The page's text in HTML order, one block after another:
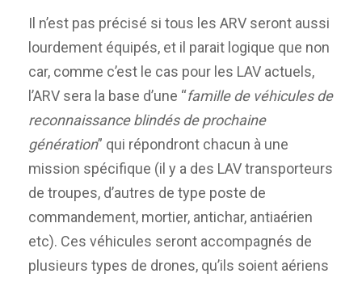
Il n’est pas précisé si tous les ARV seront aussi
lourdement équipés, et il parait logique que non
car, comme c’est le cas pour les LAV actuels,
l’ARV sera la base d’une “famille de véhicules de
reconnaissance blindés de prochaine
génération” qui répondront chacun à une
mission spécifique (il y a des LAV transporteurs
de troupes, d’autres de type poste de
commandement, mortier, antichar, antiaérien
etc). Ces véhicules seront accompagnés de
plusieurs types de drones, qu’ils soient aériens